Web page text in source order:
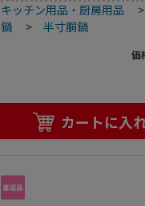
にお届けする、業務用のエントリー
熱伝導に優れているので（ステンレ
からじっくり加熱されます。内部の
作りに適しています。板厚が厚いほ
にくくなります。●重量：4．9kg●
キッチン用品・厨房用品
鍋
>半寸胴鍋
価
カートに入